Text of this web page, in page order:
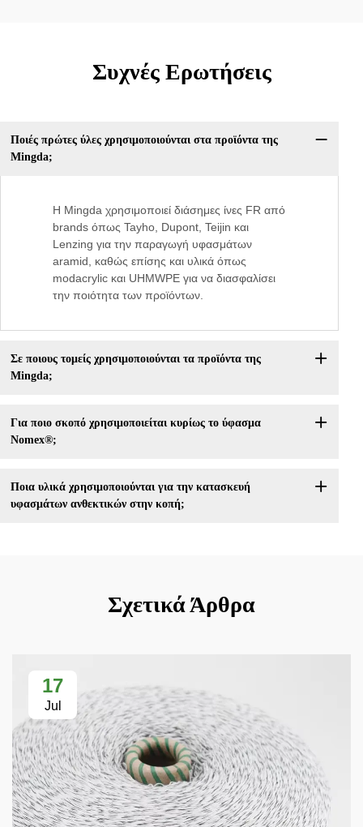
Συχνές Ερωτήσεις
Ποιές πρώτες ύλες χρησιμοποιούνται στα προϊόντα της
Mingda;
Η Mingda χρησιμοποιεί διάσημες ίνες FR από
brands όπως Tayho, Dupont, Teijin και
Lenzing για την παραγωγή υφασμάτων
aramid, καθώς επίσης και υλικά όπως
modacrylic και UHMWPE για να διασφαλίσει
την ποιότητα των προϊόντων.
Σε ποιους τομείς χρησιμοποιούνται τα προϊόντα της
Mingda;
Για ποιο σκοπό χρησιμοποιείται κυρίως το ύφασμα
Nomex®;
Ποια υλικά χρησιμοποιούνται για την κατασκευή
υφασμάτων ανθεκτικών στην κοπή;
Σχετικά Άρθρα
17
Jul